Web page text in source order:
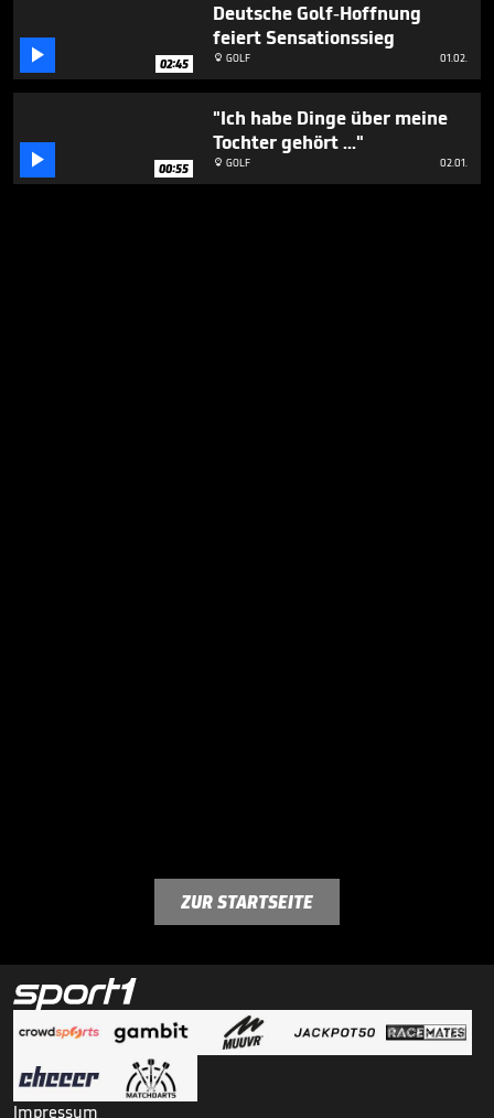
 02:45
Deutsche Golf-Hoffnung
feiert Sensationssieg
 GOLF 01.02.
 00:55
"Ich habe Dinge über meine
Tochter gehört ..."
 GOLF 02.01.
ZUR STARTSEITE
Impressum